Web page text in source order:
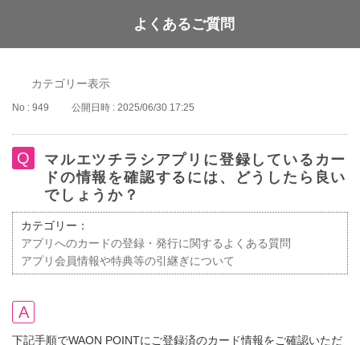
WAON POINT
よくあるご質問
カテゴリー表示
No : 949 公開日時 : 2025/06/30 17:25
マルエツチラシアプリに登録しているカー
ドの情報を確認するには、どうしたら良い
でしょうか？
カテゴリー：
アプリへのカードの登録・発行に関するよくある質問
アプリ会員情報や特典等の引継ぎについて
下記手順でWAON POINTにご登録済のカード情報をご確認いただ